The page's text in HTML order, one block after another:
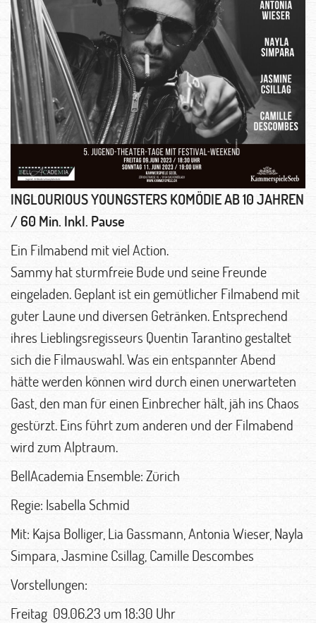
INGLOURIOUS YOUNGSTERSKOMÖDIE AB 10 JAHREN
/ 60 Min. Inkl. Pause
Ein Filmabend mit viel Action.
Sammy hat sturmfreie Bude und seine Freunde
eingeladen. Geplant ist ein gemütlicher Filmabend mit
guter Laune und diversen Getränken. Entsprechend
ihres Lieblingsregisseurs Quentin Tarantino gestaltet
sich die Filmauswahl. Was ein entspannter Abend
hätte werden können wird durch einen unerwarteten
Gast, den man für einen Einbrecher hält, jäh ins Chaos
gestürzt. Eins führt zum anderen und der Filmabend
wird zum Alptraum.
BellAcademia Ensemble: Zürich
Regie: Isabella Schmid
Mit: Kajsa Bolliger, Lia Gassmann, Antonia Wieser, Nayla
Simpara, Jasmine Csillag, Camille Descombes
Vorstellungen:
Freitag 09.06.23 um 18:30 Uhr